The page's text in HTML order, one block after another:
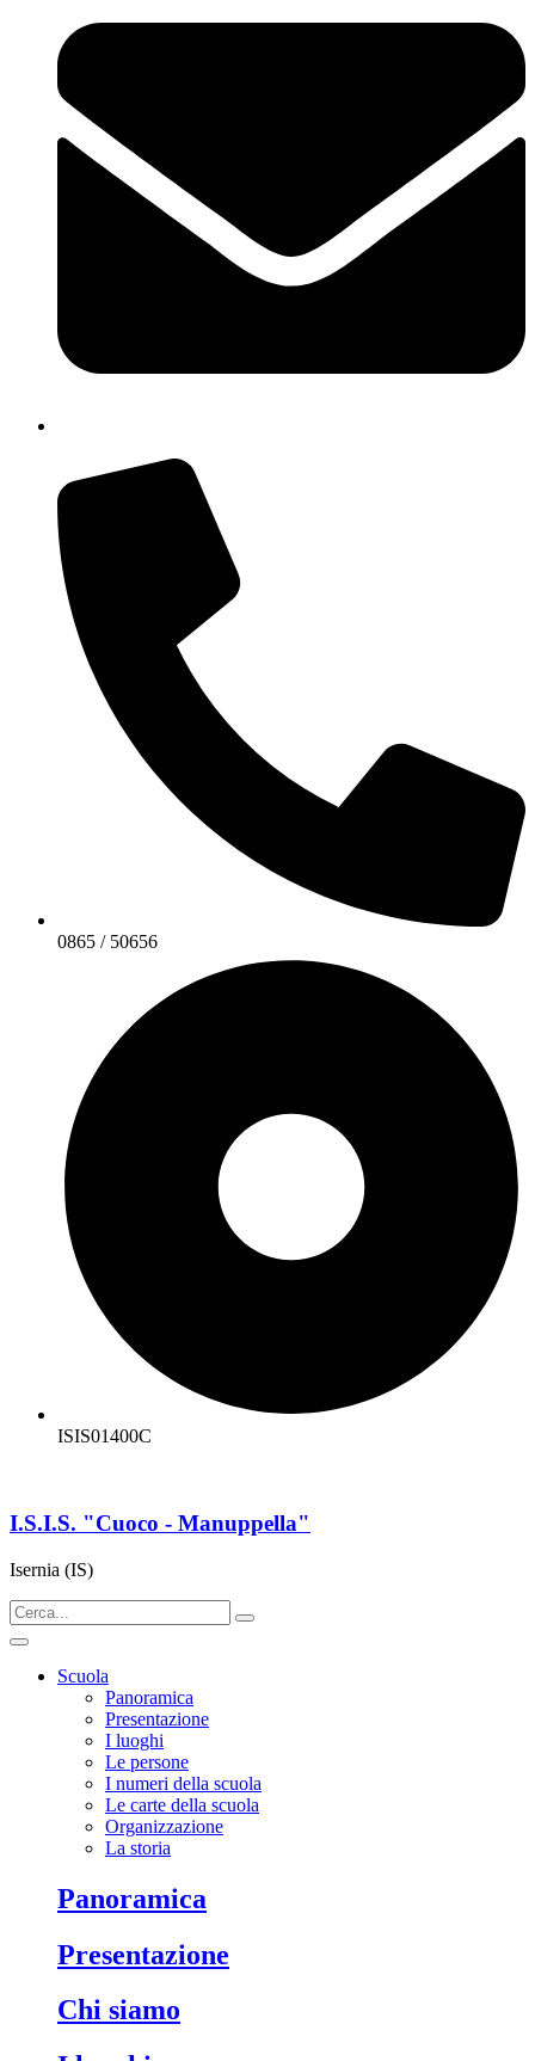
0865 / 50656
ISIS01400C
I.S.I.S. "Cuoco - Manuppella"
Isernia (IS)
Scuola
Panoramica
Presentazione
I luoghi
Le persone
I numeri della scuola
Le carte della scuola
Organizzazione
La storia
panoramica
presentazione
chi siamo